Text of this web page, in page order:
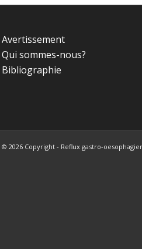
Avertissement
Qui sommes-nous?
Bibliographie
© 2026 Copyright - Reflux gastro-